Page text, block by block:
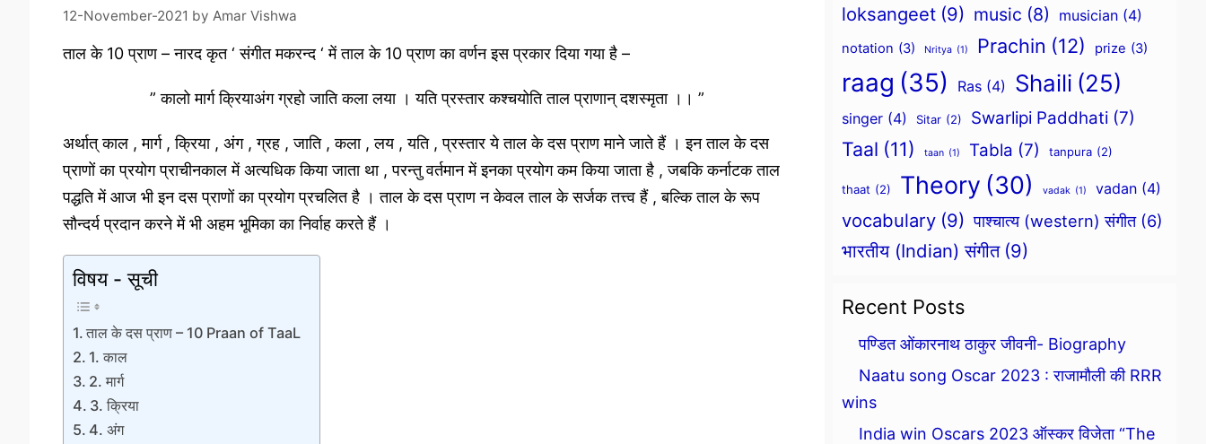
12-November-2021 by Amar Vishwa
ताल के 10 प्राण – नारद कृत ‘ संगीत मकरन्द ‘ में ताल के 10 प्राण का वर्णन इस प्रकार दिया गया है –
” कालो मार्ग क्रियाअंग ग्रहो जाति कला लया । यति प्रस्तार कश्चयोति ताल प्राणान् दशस्मृता ।। ”
अर्थात् काल , मार्ग , क्रिया , अंग , ग्रह , जाति , कला , लय , यति , प्रस्तार ये ताल के दस प्राण माने जाते हैं । इन ताल के दस
प्राणों का प्रयोग प्राचीनकाल में अत्यधिक किया जाता था , परन्तु वर्तमान में इनका प्रयोग कम किया जाता है , जबकि कर्नाटक ताल
पद्धति में आज भी इन दस प्राणों का प्रयोग प्रचलित है । ताल के दस प्राण न केवल ताल के सर्जक तत्त्व हैं , बल्कि ताल के रूप
सौन्दर्य प्रदान करने में भी अहम भूमिका का निर्वाह करते हैं ।
विषय - सूची
ताल के दस प्राण – 10 Praan of TaaL
1. काल
2. मार्ग
3. क्रिया
4. अंग
loksangeet (9) music (8) musician (4)
notation (3) Nritya (1) Prachin (12) prize (3)
raag (35) Ras (4) Shaili (25)
singer (4) Sitar (2) Swarlipi Paddhati (7)
Taal (11) taan (1) Tabla (7) tanpura (2)
thaat (2) Theory (30) vadak (1) vadan (4)
vocabulary (9) पाश्चात्य (western) संगीत (6)
भारतीय (Indian) संगीत (9)
Recent Posts
पण्डित ओंकारनाथ ठाकुर जीवनी- Biography
Naatu song Oscar 2023 : राजामौली की RRR
wins
India win Oscars 2023 ऑस्कर विजेता “The